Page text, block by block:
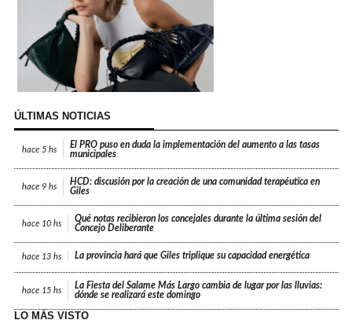
ÚLTIMAS NOTICIAS
hace 5 hs
El PRO puso en duda la implementación del aumento a las tasas
municipales
hace 9 hs
HCD: discusión por la creación de una comunidad terapéutica en
Giles
hace 10 hs
Qué notas recibieron los concejales durante la última sesión del
Concejo Deliberante
hace 13 hs La provincia hará que Giles triplique su capacidad energética
hace 15 hs
La Fiesta del Salame Más Largo cambia de lugar por las lluvias:
dónde se realizará este domingo
LO MÁS VISTO